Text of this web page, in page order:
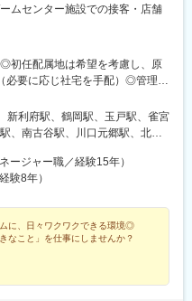
ムセンター施設での接客・店舗
初任配属地は希望を考慮し、原
必要に応じ社宅を手配）◎管理職
可能性あり■北海道北海道／千歳
形／鶴岡市■関東茨城／筑西市栃
・吉岡町埼玉／川越市・川口
区・八王子市神奈川／横浜市／
市・上越市富山／富山市石川／
／各務原市・本巣市・美濃加茂
・焼津市・掛川市愛知／名古屋
海市三重／四日市市・鈴鹿市・
屋川市・交野市兵庫／姫路市■
島根／浜田市広島／東広島市・
新利府駅、鶴岡駅、玉戸駅、雀宮
、南古谷駅、川口元郷駅、北上
下鉄成増駅、八王子みなみ野
川県)、長岡駅、春日山駅、東新
ノ井駅、豊科駅、南松本駅、北
伊那市駅、広丘駅、岩村田駅、
濃川合駅、北方真桑駅、上島
井駅、栄駅(愛知県)、愛知大学
太田川駅、南四日市駅、平田町
ージャー職／経験15年）
験8年）
に、日々ワクワクできる環境◎
なこと」を仕事にしませんか？